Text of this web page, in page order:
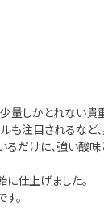
しかとれない貴
注目されるなど
けに、強い酸味
に仕上げました。
。